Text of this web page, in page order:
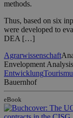
methods.
Thus, based on six
were developed to
DEA […]
Agrarwissenschaft
Envelopment
Entwicklung
Bauernhof
eBook